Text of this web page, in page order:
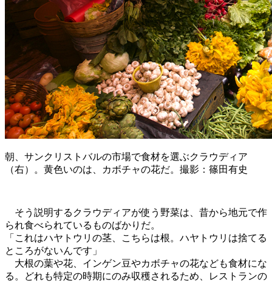
朝、サンクリストバルの市場で食材を選ぶクラウディア
（右）。黄色いのは、カボチャの花だ。撮影：篠田有史
そう説明するクラウディアが使う野菜は、昔から地元で作
られ食べられているものばかりだ。
「これはハヤトウリの茎、こちらは根。ハヤトウリは捨てる
ところがないんです」
大根の葉や花、インゲン豆やカボチャの花なども食材にな
る。どれも特定の時期にのみ収穫されるため、レストランの